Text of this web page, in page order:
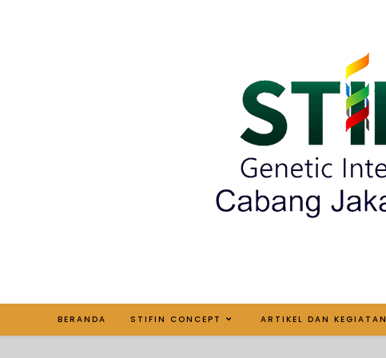
BERANDA STIFIN CONCEPT ARTIKEL DAN KEGIATAN